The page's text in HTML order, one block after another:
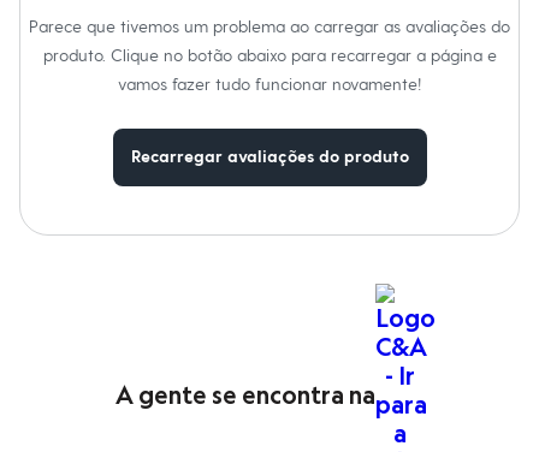
Dia dos Pais
Inverno
Novidades
Camisetas e Regatas
Jeans
Parece que tivemos um problema ao carregar as avaliações do
produto. Clique no botão abaixo para recarregar a página e
vamos fazer tudo funcionar novamente!
Recarregar avaliações do produto
A gente se encontra na